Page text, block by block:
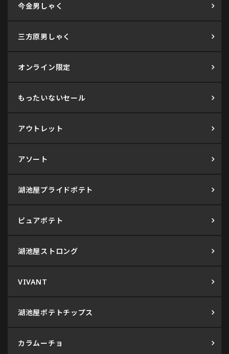
今金男しゃく
三方原男しゃく
オンライン限定
もったいないセール
アウトレット
アソート
湖池屋プライドポテト
ピュアポテト
湖池屋ストロング
VIVANT
湖池屋ポテトチップス
カラムーチョ